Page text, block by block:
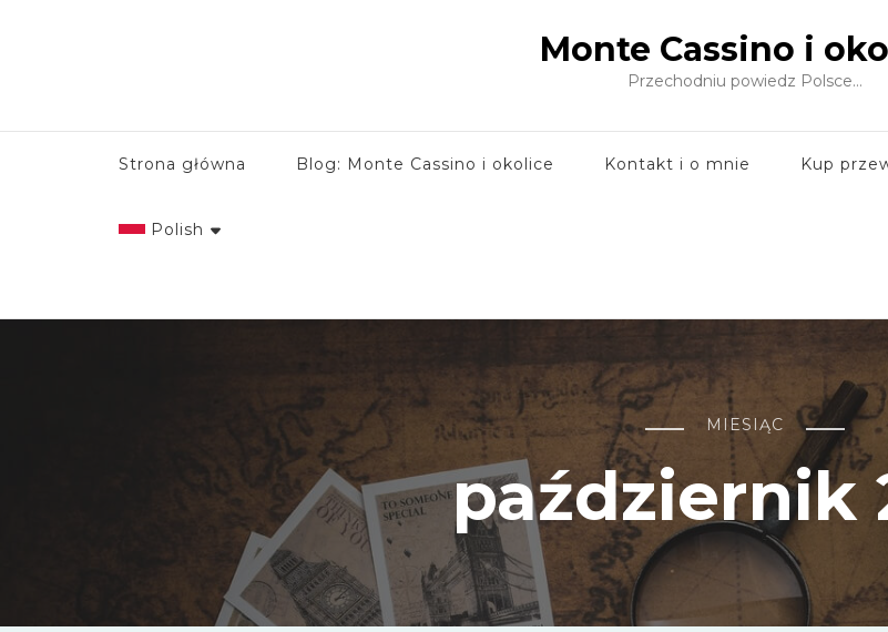
Monte Cassino i
Przechodniu powiedz Polsce…
Strona główna Blog: Monte Cassino i okolice Kontakt i o mnie Kup
Polish
MIESIĄC
październik